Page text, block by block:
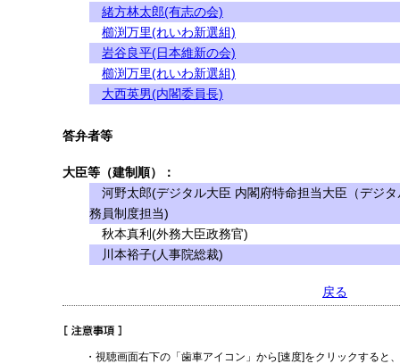
緒方林太郎(有志の会)
櫛渕万里(れいわ新選組)
岩谷良平(日本維新の会)
櫛渕万里(れいわ新選組)
大西英男(内閣委員長)
答弁者等
大臣等（建制順）：
河野太郎(デジタル大臣 内閣府特命担当大臣（デジ
務員制度担当)
秋本真利(外務大臣政務官)
川本裕子(人事院総裁)
戻る
・視聴画面右下の「歯車アイコン」から[速度]をクリックすると